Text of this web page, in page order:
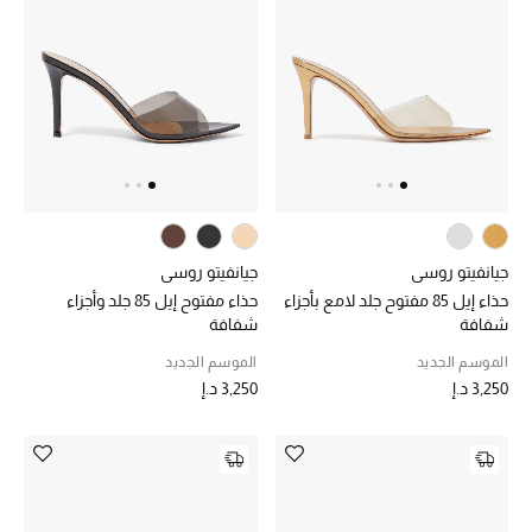
عرض كل التنزيلات
أبرز المصممين
مجوهرات عصرية للنساء
إكسسوارات للرجال
مجوهرات فاخرة للأطفال
جيانفيتو روسي
حذاء إيل 85 مفتوح جلد لامع بأجزاء
شفافة
الموسم الجديد
3,250 د.إ
جيانفيتو روسي
حذاء مفتوح إيل 85 جلد وأجزاء
شفافة
الموسم الجديد
3,250 د.إ